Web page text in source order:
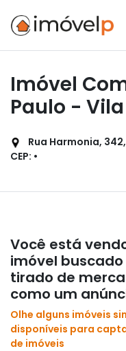
Imóvel
Paulo -
Rua Harmonia,
CEP: •
Você está
imóvel
tirado de
como um
Olhe alguns imóveis
disponíveis para
de imóveis